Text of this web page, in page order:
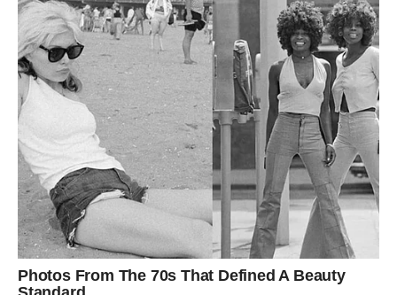
zatvorena
Pred vama se pojavljuje prilika koja može promeniti
mnogo toga.
Neko će dobiti novu poslovnu ponudu.
Neko će upoznati osobu koja će potpuno promeniti
njegov pogled na ljubav.
Neko će konačno pronaći unutrašnji mir posle dugog
perioda borbe.